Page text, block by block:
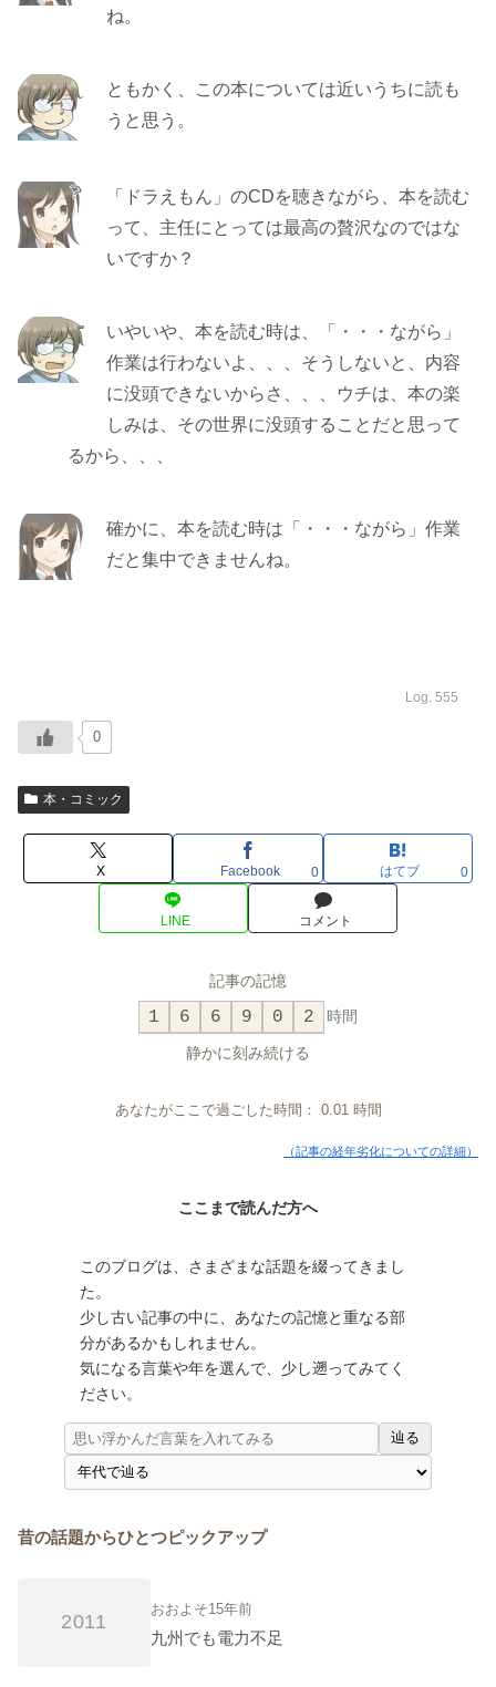
ね。
ともかく、この本については近いうちに読も
うと思う。
「ドラえもん」のCDを聴きながら、本を読む
って、主任にとっては最高の贅沢なのではな
いですか？
いやいや、本を読む時は、「・・・ながら」
作業は行わないよ、、、そうしないと、内容
に没頭できないからさ、、、ウチは、本の楽
しみは、その世界に没頭することだと思って
るから、、、
確かに、本を読む時は「・・・ながら」作業
だと集中できませんね。
Log. 555
0
本・コミック
X Facebook 0 はてブ 0
LINE コメント
記事の記憶
1 6 6 9 0 2 時間
静かに刻み続ける
あなたがここで過ごした時間： 0.01時間
（記事の経年劣化についての詳細）
ここまで読んだ方へ
このブログは、さまざまな話題を綴ってきまし
た。
少し古い記事の中に、あなたの記憶と重なる部
分があるかもしれません。
気になる言葉や年を選んで、少し遡ってみてく
ださい。
辿る
昔の話題からひとつピックアップ
2011
おおよそ15年前
九州でも電力不足